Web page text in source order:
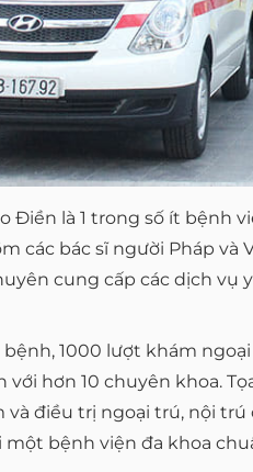
Điền là 1 trong số ít bệnh
các bác sĩ người Pháp
cung cấp các dịch vụ
1000 lượt khám
với hơn 10 chuyên khoa.
điều trị ngoại trú, nội
bệnh viện đa khoa